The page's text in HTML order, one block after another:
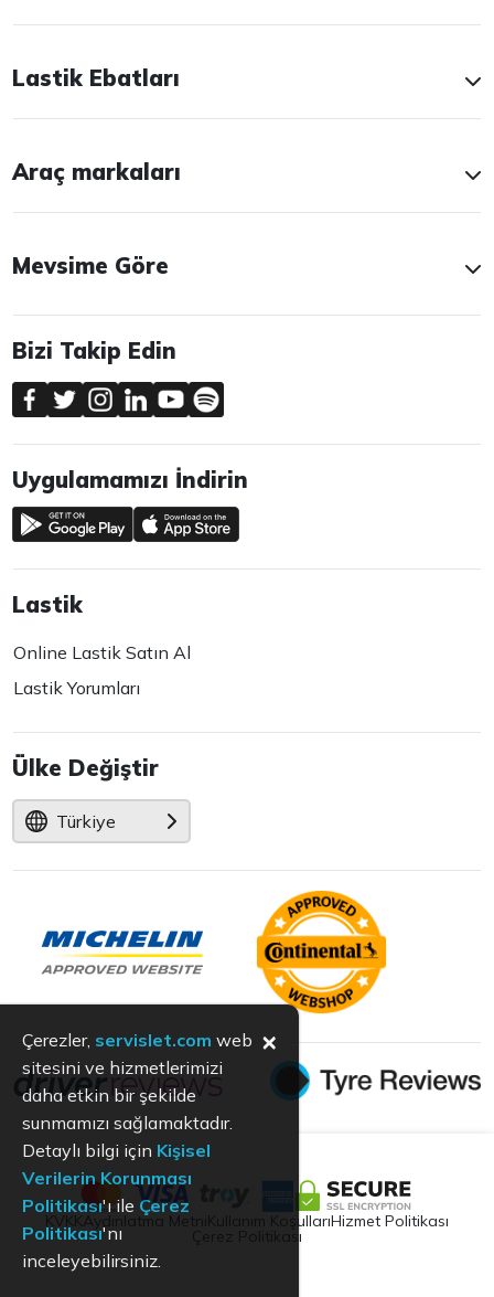
Lastik Ebatları
Araç markaları
Mevsime Göre
Bizi Takip Edin
Uygulamamızı İndirin
Lastik
Online Lastik Satın Al
Lastik Yorumları
Ülke Değiştir
Türkiye
Aydınlatma Metni Kullanım KoşullarıHizmet Politikası
Çerez Politikası
Çerezler, servislet.com web
sitesini ve hizmetlerimizi
daha etkin bir şekilde
sunmamızı sağlamaktadır.
Detaylı bilgi için Kişisel
Verilerin Korunması
Politikası'ı ile Çerez
Politikası'nı
inceleyebilirsiniz.
×